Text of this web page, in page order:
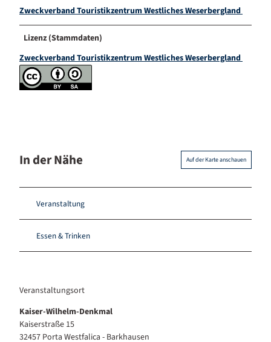
Zweckverband Touristikzentrum Westliches Weserbergland
Lizenz (Stammdaten)
Zweckverband Touristikzentrum Westliches Weserbergland
In der Nähe Auf der Karte anschauen
Veranstaltung
Essen & Trinken
Veranstaltungsort
Kaiser-Wilhelm-Denkmal
Kaiserstraße 15
32457 Porta Westfalica - Barkhausen